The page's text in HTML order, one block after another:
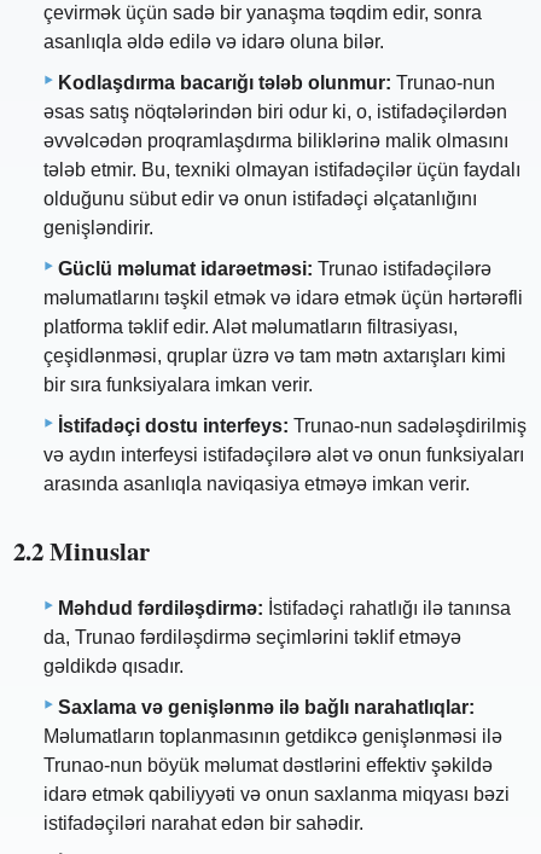
çevirmək üçün sadə bir yanaşma təqdim edir, sonra
asanlıqla əldə edilə və idarə oluna bilər.
Kodlaşdırma bacarığı tələb olunmur: Trunao-nun
əsas satış nöqtələrindən biri odur ki, o, istifadəçilərdən
əvvəlcədən proqramlaşdırma biliklərinə malik olmasını
tələb etmir. Bu, texniki olmayan istifadəçilər üçün faydalı
olduğunu sübut edir və onun istifadəçi əlçatanlığını
genişləndirir.
Güclü məlumat idarəetməsi: Trunao istifadəçilərə
məlumatlarını təşkil etmək və idarə etmək üçün hərtərəfli
platforma təklif edir. Alət məlumatların filtrasiyası,
çeşidlənməsi, qruplar üzrə və tam mətn axtarışları kimi
bir sıra funksiyalara imkan verir.
İstifadəçi dostu interfeys: Trunao-nun sadələşdirilmiş
və aydın interfeysi istifadəçilərə alət və onun funksiyaları
arasında asanlıqla naviqasiya etməyə imkan verir.
2.2 Minuslar
Məhdud fərdiləşdirmə: İstifadəçi rahatlığı ilə tanınsa
da, Trunao fərdiləşdirmə seçimlərini təklif etməyə
gəldikdə qısadır.
Saxlama və genişlənmə ilə bağlı narahatlıqlar:
Məlumatların toplanmasının getdikcə genişlənməsi ilə
Trunao-nun böyük məlumat dəstlərini effektiv şəkildə
idarə etmək qabiliyyəti və onun saxlanma miqyası bəzi
istifadəçiləri narahat edən bir sahədir.